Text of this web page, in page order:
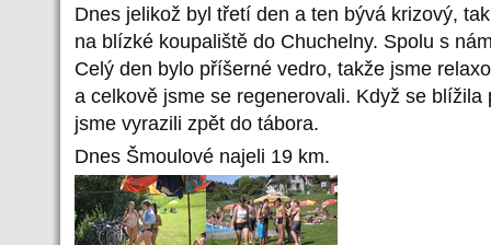
Dnes jelikož byl třetí den a ten bývá krizový,
na blízké koupaliště do Chuchelny. Spolu s
Celý den bylo příšerné vedro, takže jsme
a celkově jsme se regenerovali. Když se
jsme vyrazili zpět do tábora.
Dnes Šmoulové najeli 19 km.